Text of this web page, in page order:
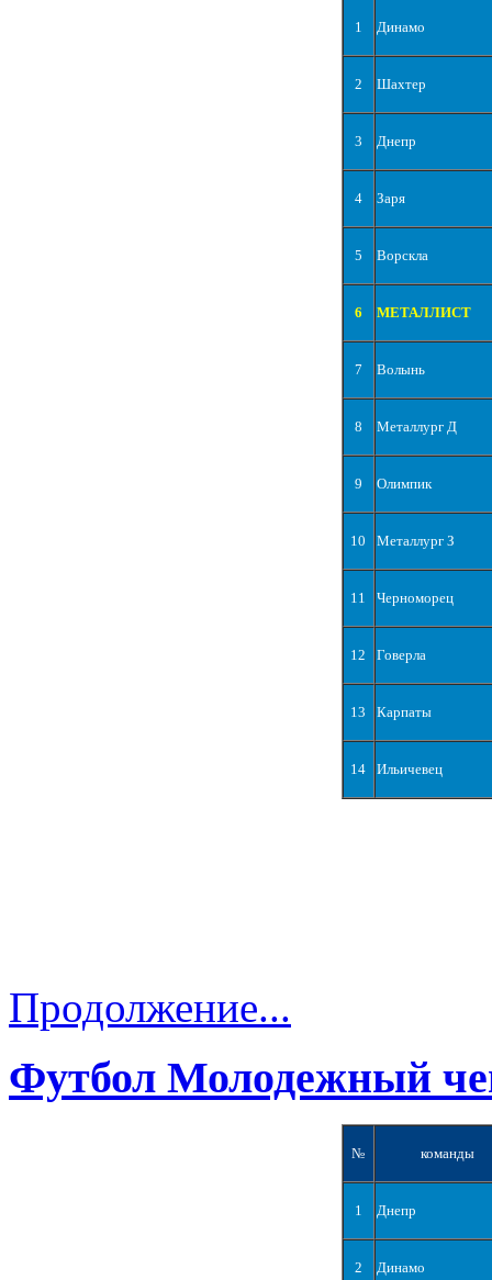
1 Динамо
2 Шахтер
3 Днепр
4 Заря
5 Ворскла
6 МЕТАЛЛИСТ
7 Волынь
8 Металлург Д
9 Олимпик
10 Металлург З
11 Черноморец
12 Говерла
13 Карпаты
14 Ильичевец
Продолжение...
Футбол Молодежный
№ команды
1 Днепр
2 Динамо